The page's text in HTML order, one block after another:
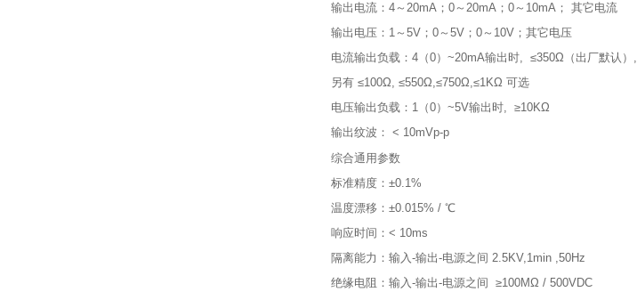
输出电流：4～20mA；0～20mA；0～10mA； 其它电流
输出电压：1～5V；0～5V；0～10V；其它电压
电流输出负载：4（0）~20mA输出时, ≤350Ω（出厂默认）,
另有 ≤100Ω, ≤550Ω,≤750Ω,≤1KΩ 可选
电压输出负载：1（0）~5V输出时, ≥10KΩ
输出纹波： < 10mVp-p
综合通用参数
标准精度：±0.1%
温度漂移：±0.015% / ℃
响应时间：< 10ms
隔离能力：输入-输出-电源之间 2.5KV,1min ,50Hz
绝缘电阻：输入-输出-电源之间 ≥100MΩ / 500VDC